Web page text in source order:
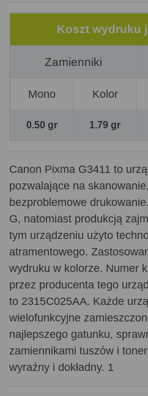
Koszt wydruku
Zamienniki
Mono Kolor
0.50 gr 1.79 gr
Canon Pixma G3411 to
pozwalające na
bezproblemowe
G, natomiast produkcją
tym urządzeniu użyto
atramentowego.
wydruku w kolorze. Numer
przez producenta tego
to 2315C025AA. Każde
wielofunkcyjne
najlepszego gatunku,
zamiennikami tuszów i
wyraźny i dokładny. 1